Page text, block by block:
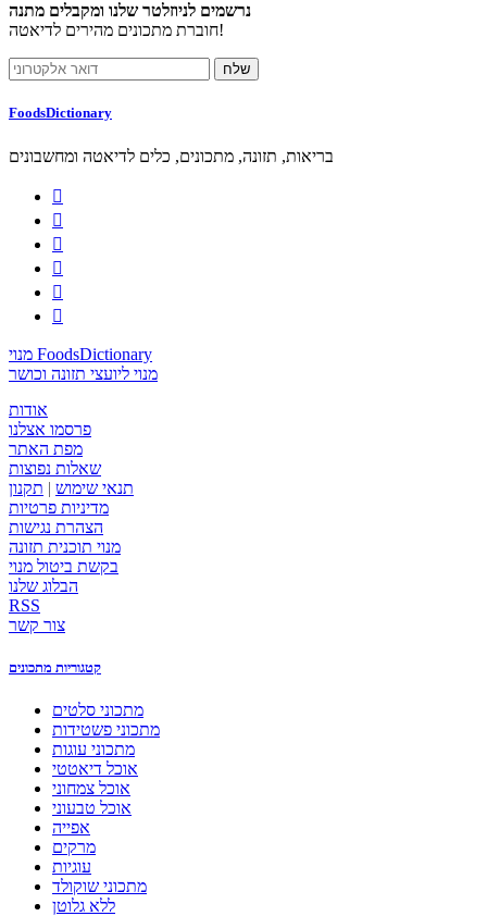
נרשמים לניוזלטר שלנו ומקבלים מתנה
חוברת מתכונים מהירים לדיאטה!
FoodsDictionary
בריאות, תזונה, מתכונים, כלים לדיאטה ומחשבונים






מנוי FoodsDictionary
מנוי ליועצי תזונה וכושר
אודות
פרסמו אצלנו
מפת האתר
שאלות נפוצות
תנאי שימוש | תקנון
מדיניות פרטיות
הצהרת נגישות
מנוי תוכנית תזונה
בקשת ביטול מנוי
הבלוג שלנו
RSS
צור קשר
קטגוריות מתכונים
מתכוני סלטים
מתכוני פשטידות
מתכוני עוגות
אוכל דיאטטי
אוכל צמחוני
אוכל טבעוני
אפייה
מרקים
עוגיות
מתכוני שוקולד
ללא גלוטן